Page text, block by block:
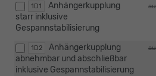
1D1
Anhängerkupplung
starr inklusive
Gespannstabilisierung
1D2
Anhängerkupplung
abnehmbar und abschließbar
inklusive Gespannstabilisierung